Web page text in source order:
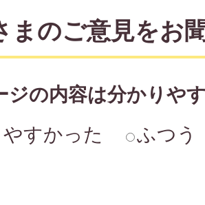
まのご意見をお
ジの内容は分かりや
すかった
ふつう